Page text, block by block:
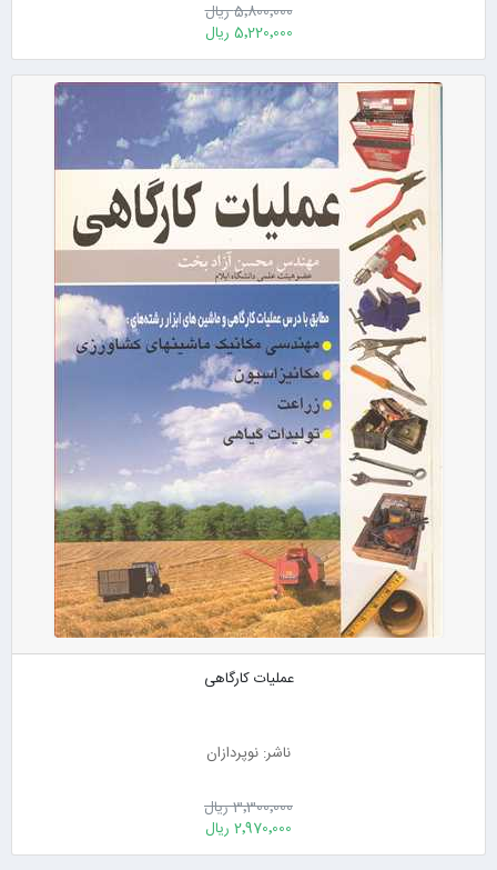
5٬800٬000 ریال
5٬220٬000 ریال
عملیات کارگاهی
ناشر: نوپردازان
3٬300٬000 ریال
2٬970٬000 ریال